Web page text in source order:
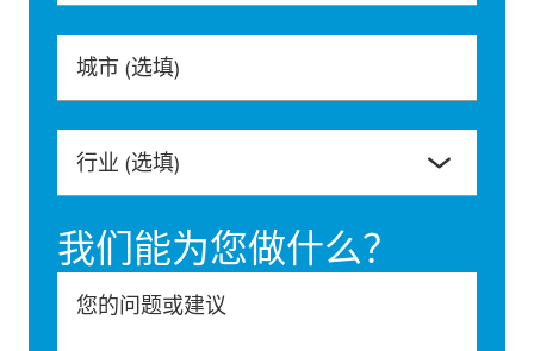
城市 (选填)
行业 (选填)
我们能为您做什么？
您的问题或建议